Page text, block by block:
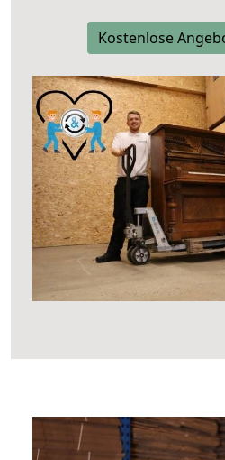
Kostenlose